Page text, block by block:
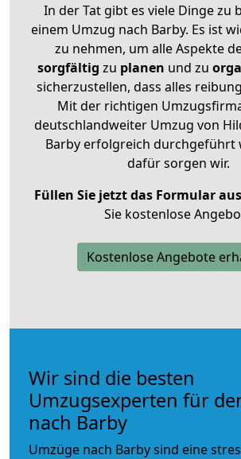
In der Tat gibt es viele Dinge zu
einem Umzug nach Barby. Es ist
zu nehmen, um alle Aspekte
sorgfältig zu planen und zu
sicherzustellen, dass alles
Mit der richtigen
deutschlandweiter Umzug von
Barby erfolgreich durchgeführt
dafür sorgen wir.
Füllen Sie jetzt das Formular aus
Sie kostenlose
Kostenlose Angebote
Wir sind die besten
Umzugsexperten für
nach Barby
Umzüge nach Barby sind eine